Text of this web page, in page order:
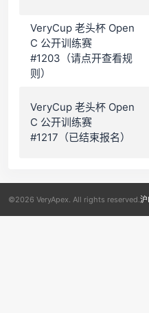
VeryCup 老头杯 Open
C 公开训练赛
#1203（请点开查看规
则）
VeryCup 老头杯 Open
C 公开训练赛
#1217（已结束报名）
©2026 VeryApex. All rights reserved.